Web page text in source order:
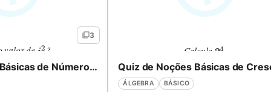
valor dei^2
i2 ?
3
Quiz de Noções Básicas de Números Complexos com Respostas (i, Potências, Operações)
Calcule 2^4
24
ÁLGEBRA BÁSICO